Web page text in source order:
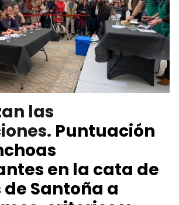
las
Puntuación
en la cata de
Santoña a